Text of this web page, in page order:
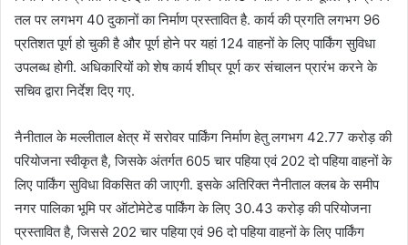
तल पर लगभग 40 दुकानों का निर्माण प्रस्तावित है. कार्य की प्रगति लगभग 96
प्रतिशत पूर्ण हो चुकी है और पूर्ण होने पर यहां 124 वाहनों के लिए पार्किंग सुविधा
उपलब्ध होगी. अधिकारियों को शेष कार्य शीघ्र पूर्ण कर संचालन प्रारंभ करने के
सचिव द्वारा निर्देश दिए गए.
नैनीताल के मल्लीताल क्षेत्र में सरोवर पार्किंग निर्माण हेतु लगभग 42.77 करोड़ की
परियोजना स्वीकृत है, जिसके अंतर्गत 605 चार पहिया एवं 202 दो पहिया वाहनों के
लिए पार्किंग सुविधा विकसित की जाएगी. इसके अतिरिक्त नैनीताल क्लब के समीप
नगर पालिका भूमि पर ऑटोमेटेड पार्किंग के लिए 30.43 करोड़ की परियोजना
प्रस्तावित है, जिससे 202 चार पहिया एवं 96 दो पहिया वाहनों के लिए पार्किंग